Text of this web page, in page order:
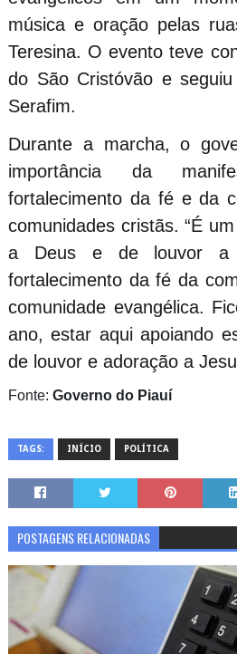
música e oração pelas
Teresina. O evento teve
do São Cristóvão e
Serafim.
Durante a marcha, o
importância da
fortalecimento da fé e da
comunidades cristãs. “É
a Deus e de louvor a
fortalecimento da fé da
comunidade evangélica.
ano, estar aqui apoiando
de louvor e adoração a
Fonte: Governo do Piauí
TAGS: INÍCIO POLÍTICA
POSTAGENS RELACIONADAS